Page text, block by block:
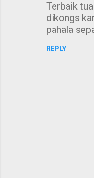
Terbaik
pahala
REPLY